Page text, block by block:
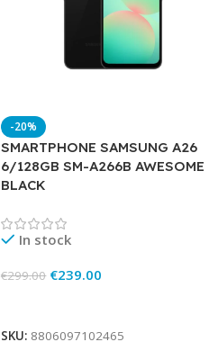
-20%
SMARTPHONE SAMSUNG A26
6/128GB SM-A266B AWESOME
BLACK
In stock
€299.00 €239.00
SKU: 8806097102465